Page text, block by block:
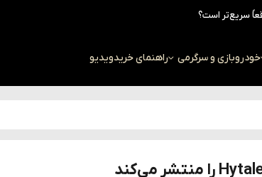
خودروبازی و سرگرمی راهنمای خریدویدیو